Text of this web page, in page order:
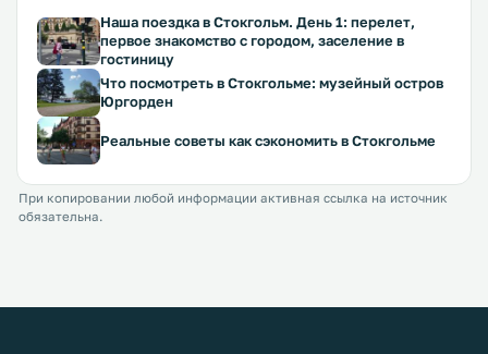
Наша поездка в Стокгольм. День 1: перелет,
первое знакомство с городом, заселение в
гостиницу
Что посмотреть в Стокгольме: музейный остров
Юргорден
Реальные советы как сэкономить в Стокгольме
При копировании любой информации активная ссылка на источник
обязательна.